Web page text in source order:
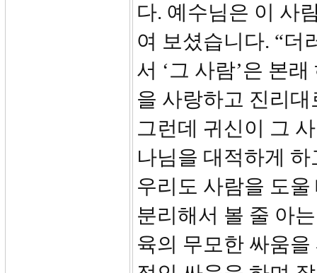
다. 예수님은 이 사
여 보셨습니다. “더
서 ‘그 사람’은 본
을 사랑하고 진리
그런데 귀신이 그
나님을 대적하게
우리도 사람을 도
분리해서 볼 줄 아
육의 무모한 싸움